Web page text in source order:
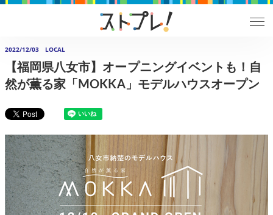
2022/12/03 LOCAL
【福岡県八女市】オープニングイベントも！自
然が薫る家「MOKKA」モデルハウスオープン